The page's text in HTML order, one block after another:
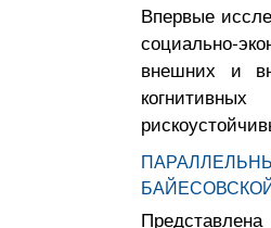
Впервые
социально-
внешних и